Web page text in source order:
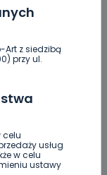
Art z siedzibą
przy ul.
celu
usług
w celu
ustawy
pierwszy!